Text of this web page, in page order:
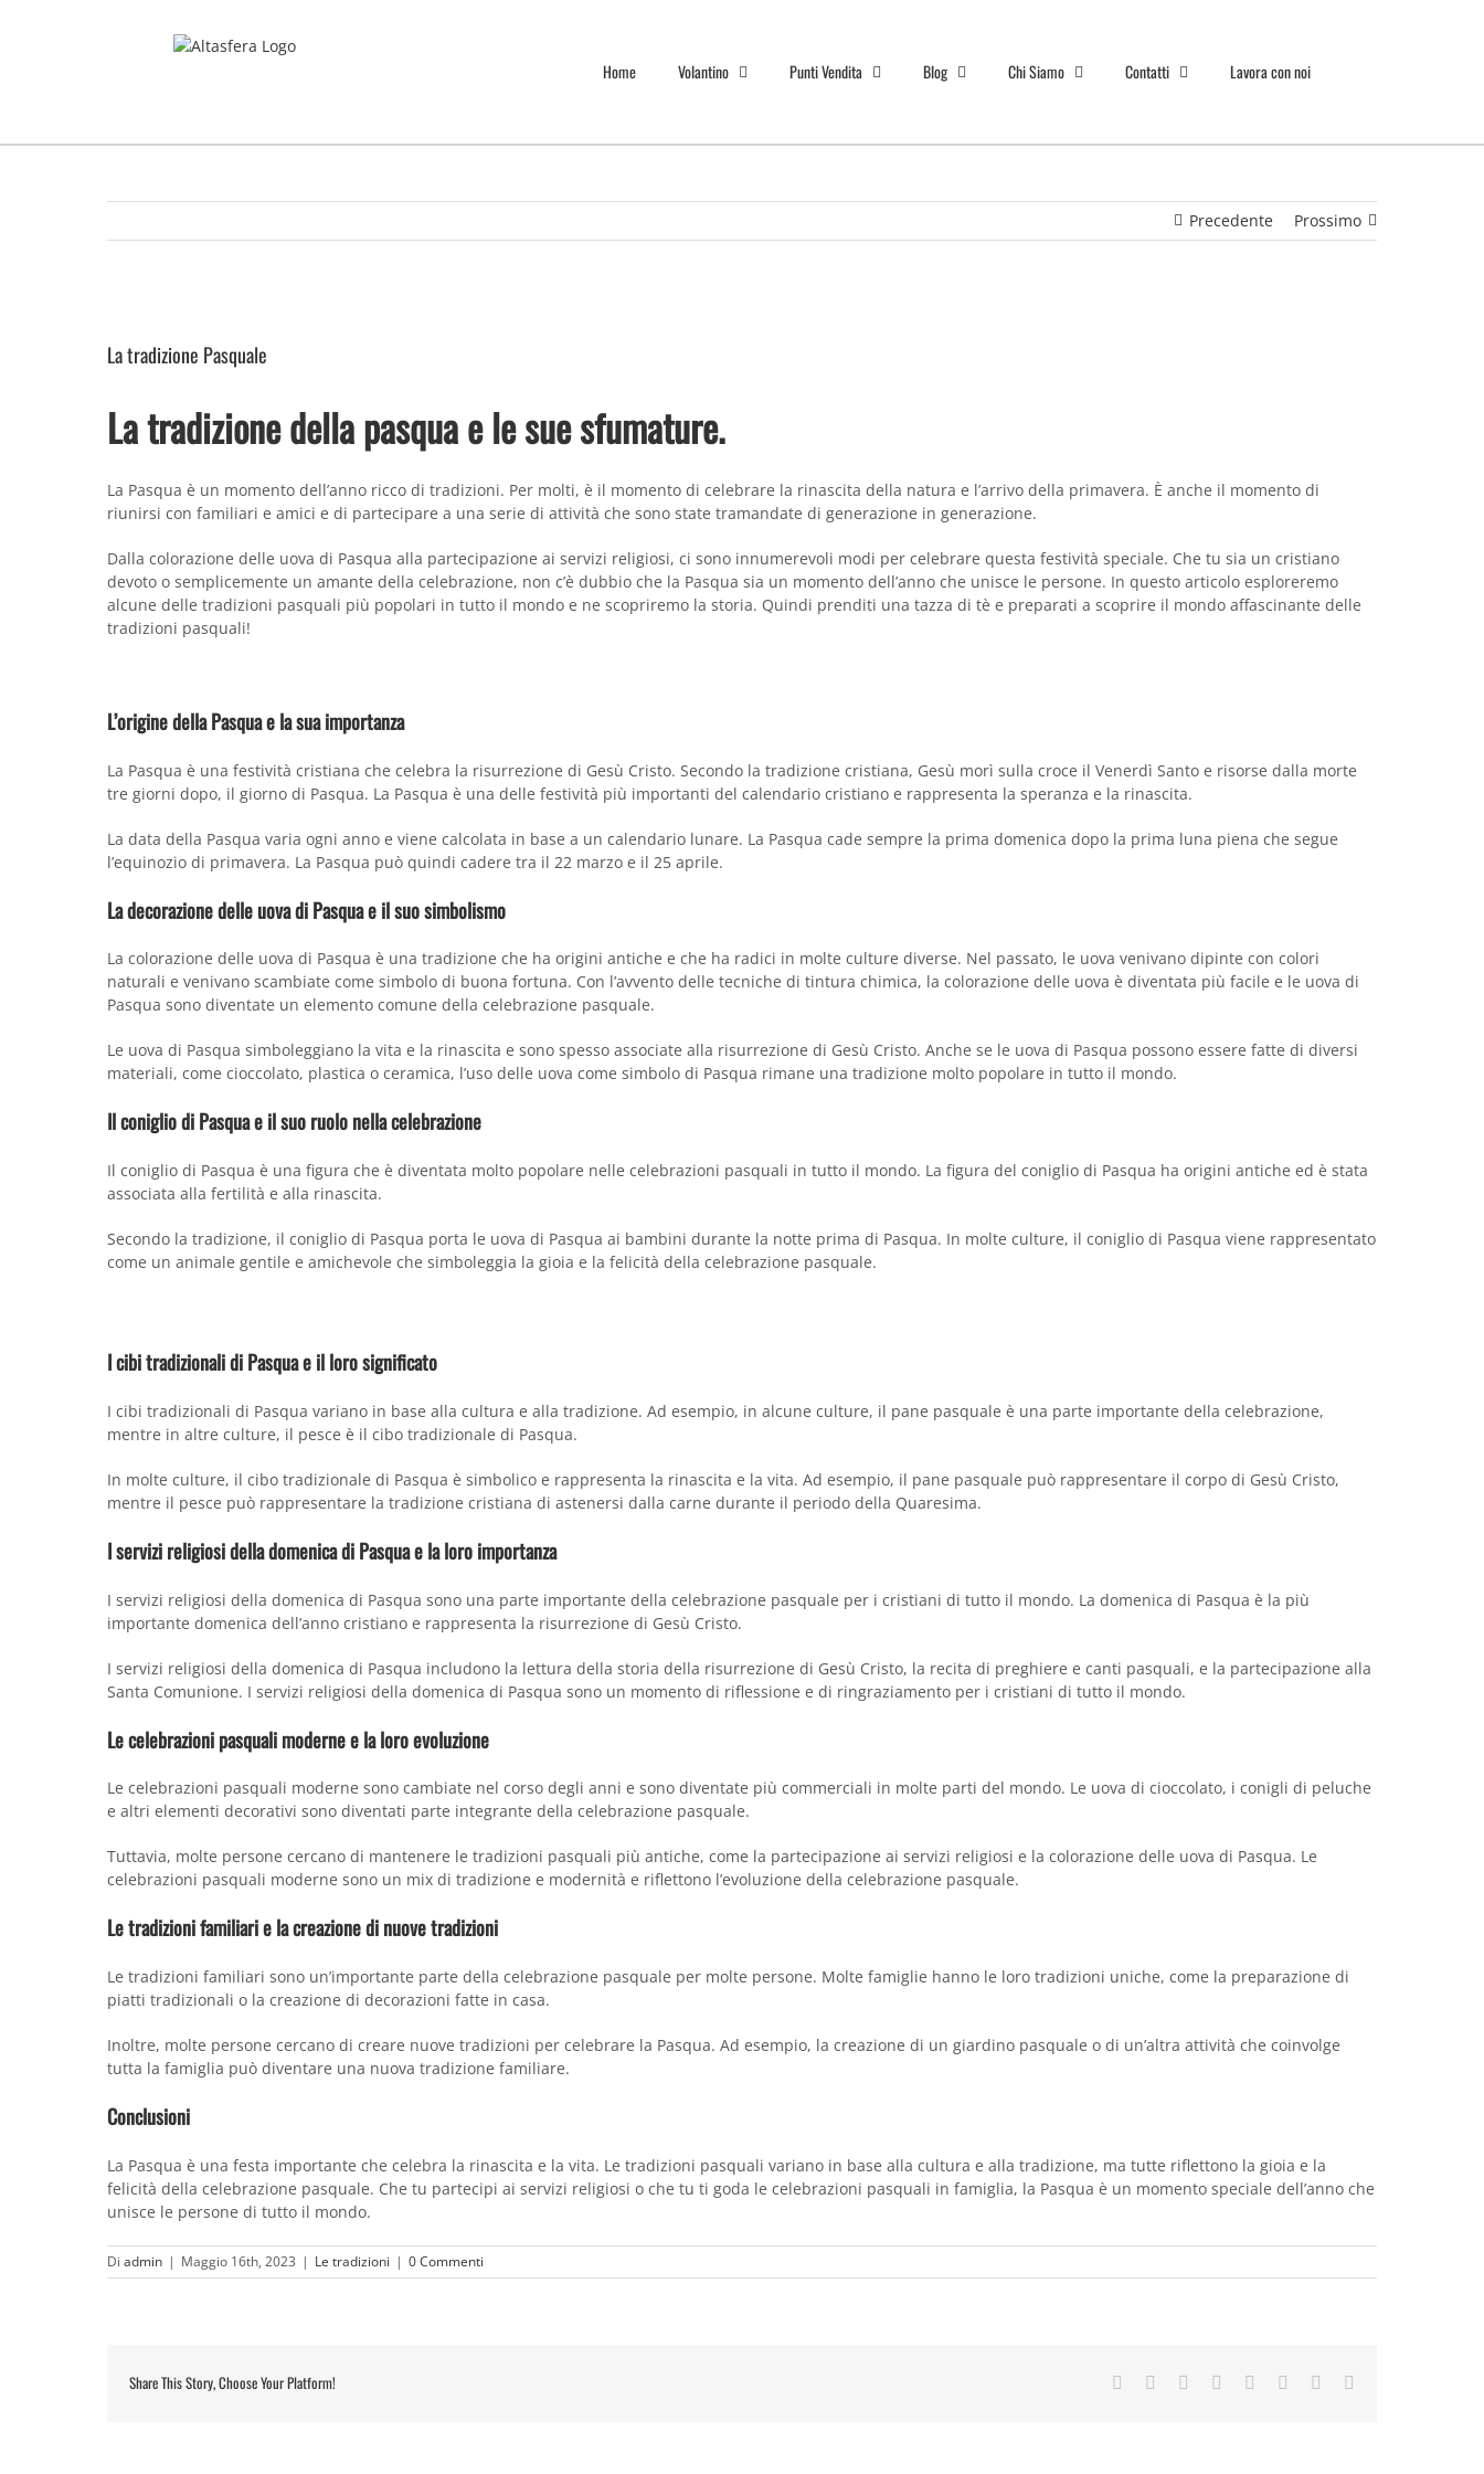
Home Volantino Punti Vendita Blog Chi Siamo Contatti Lavora con noi
Precedente Prossimo
La tradizione Pasquale
La tradizione della pasqua e le sue sfumature.
La Pasqua è un momento dell’anno ricco di tradizioni. Per molti, è il momento di celebrare la rinascita della natura e l’arrivo della primavera. È anche il momento di
riunirsi con familiari e amici e di partecipare a una serie di attività che sono state tramandate di generazione in generazione.
Dalla colorazione delle uova di Pasqua alla partecipazione ai servizi religiosi, ci sono innumerevoli modi per celebrare questa festività speciale. Che tu sia un cristiano
devoto o semplicemente un amante della celebrazione, non c’è dubbio che la Pasqua sia un momento dell’anno che unisce le persone. In questo articolo esploreremo
alcune delle tradizioni pasquali più popolari in tutto il mondo e ne scopriremo la storia. Quindi prenditi una tazza di tè e preparati a scoprire il mondo affascinante delle
tradizioni pasquali!
L’origine della Pasqua e la sua importanza
La Pasqua è una festività cristiana che celebra la risurrezione di Gesù Cristo. Secondo la tradizione cristiana, Gesù morì sulla croce il Venerdì Santo e risorse dalla morte
tre giorni dopo, il giorno di Pasqua. La Pasqua è una delle festività più importanti del calendario cristiano e rappresenta la speranza e la rinascita.
La data della Pasqua varia ogni anno e viene calcolata in base a un calendario lunare. La Pasqua cade sempre la prima domenica dopo la prima luna piena che segue
l’equinozio di primavera. La Pasqua può quindi cadere tra il 22 marzo e il 25 aprile.
La decorazione delle uova di Pasqua e il suo simbolismo
La colorazione delle uova di Pasqua è una tradizione che ha origini antiche e che ha radici in molte culture diverse. Nel passato, le uova venivano dipinte con colori
naturali e venivano scambiate come simbolo di buona fortuna. Con l’avvento delle tecniche di tintura chimica, la colorazione delle uova è diventata più facile e le uova di
Pasqua sono diventate un elemento comune della celebrazione pasquale.
Le uova di Pasqua simboleggiano la vita e la rinascita e sono spesso associate alla risurrezione di Gesù Cristo. Anche se le uova di Pasqua possono essere fatte di diversi
materiali, come cioccolato, plastica o ceramica, l’uso delle uova come simbolo di Pasqua rimane una tradizione molto popolare in tutto il mondo.
Il coniglio di Pasqua e il suo ruolo nella celebrazione
Il coniglio di Pasqua è una figura che è diventata molto popolare nelle celebrazioni pasquali in tutto il mondo. La figura del coniglio di Pasqua ha origini antiche ed è stata
associata alla fertilità e alla rinascita.
Secondo la tradizione, il coniglio di Pasqua porta le uova di Pasqua ai bambini durante la notte prima di Pasqua. In molte culture, il coniglio di Pasqua viene rappresentato
come un animale gentile e amichevole che simboleggia la gioia e la felicità della celebrazione pasquale.
I cibi tradizionali di Pasqua e il loro significato
I cibi tradizionali di Pasqua variano in base alla cultura e alla tradizione. Ad esempio, in alcune culture, il pane pasquale è una parte importante della celebrazione,
mentre in altre culture, il pesce è il cibo tradizionale di Pasqua.
In molte culture, il cibo tradizionale di Pasqua è simbolico e rappresenta la rinascita e la vita. Ad esempio, il pane pasquale può rappresentare il corpo di Gesù Cristo,
mentre il pesce può rappresentare la tradizione cristiana di astenersi dalla carne durante il periodo della Quaresima.
I servizi religiosi della domenica di Pasqua e la loro importanza
I servizi religiosi della domenica di Pasqua sono una parte importante della celebrazione pasquale per i cristiani di tutto il mondo. La domenica di Pasqua è la più
importante domenica dell’anno cristiano e rappresenta la risurrezione di Gesù Cristo.
I servizi religiosi della domenica di Pasqua includono la lettura della storia della risurrezione di Gesù Cristo, la recita di preghiere e canti pasquali, e la partecipazione alla
Santa Comunione. I servizi religiosi della domenica di Pasqua sono un momento di riflessione e di ringraziamento per i cristiani di tutto il mondo.
Le celebrazioni pasquali moderne e la loro evoluzione
Le celebrazioni pasquali moderne sono cambiate nel corso degli anni e sono diventate più commerciali in molte parti del mondo. Le uova di cioccolato, i conigli di peluche
e altri elementi decorativi sono diventati parte integrante della celebrazione pasquale.
Tuttavia, molte persone cercano di mantenere le tradizioni pasquali più antiche, come la partecipazione ai servizi religiosi e la colorazione delle uova di Pasqua. Le
celebrazioni pasquali moderne sono un mix di tradizione e modernità e riflettono l’evoluzione della celebrazione pasquale.
Le tradizioni familiari e la creazione di nuove tradizioni
Le tradizioni familiari sono un’importante parte della celebrazione pasquale per molte persone. Molte famiglie hanno le loro tradizioni uniche, come la preparazione di
piatti tradizionali o la creazione di decorazioni fatte in casa.
Inoltre, molte persone cercano di creare nuove tradizioni per celebrare la Pasqua. Ad esempio, la creazione di un giardino pasquale o di un’altra attività che coinvolge
tutta la famiglia può diventare una nuova tradizione familiare.
Conclusioni
La Pasqua è una festa importante che celebra la rinascita e la vita. Le tradizioni pasquali variano in base alla cultura e alla tradizione, ma tutte riflettono la gioia e la
felicità della celebrazione pasquale. Che tu partecipi ai servizi religiosi o che tu ti goda le celebrazioni pasquali in famiglia, la Pasqua è un momento speciale dell’anno che
unisce le persone di tutto il mondo.
Di admin | Maggio 16th, 2023 | Le tradizioni | 0 Commenti
Share This Story, Choose Your Platform! Facebook
TwitterReddit LinkedIn
TumblrPinterest